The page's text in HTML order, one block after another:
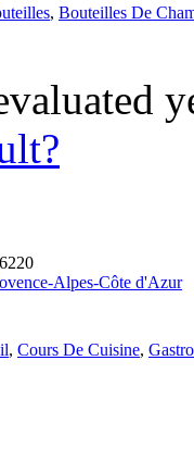
, Bouteilles De
Alpes-Côte d'Azur
, Cours De Cuisine,